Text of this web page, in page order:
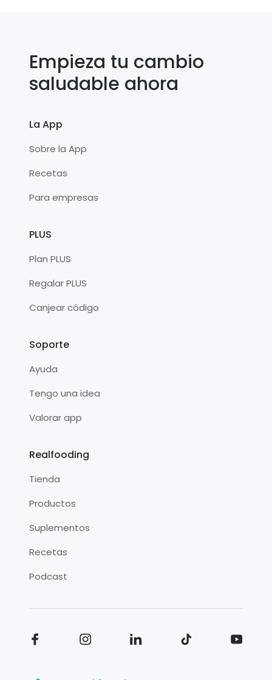
Empieza tu cambio
saludable ahora
La App
Sobre la App
Recetas
Para empresas
PLUS
Plan PLUS
Regalar PLUS
Canjear código
Soporte
Ayuda
Tengo una idea
Valorar app
Realfooding
Tienda
Productos
Suplementos
Recetas
Podcast